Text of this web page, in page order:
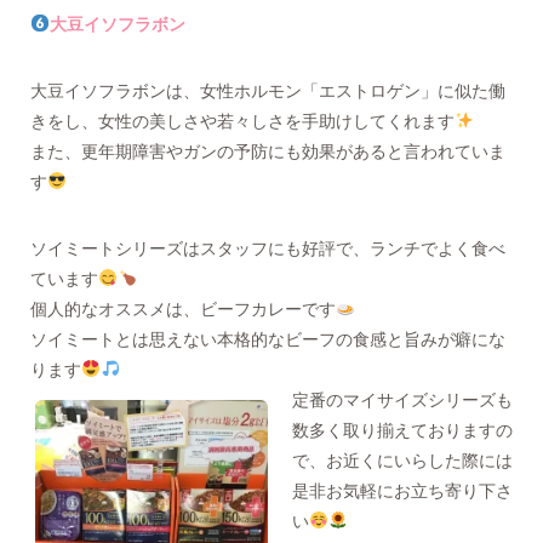
大豆イソフラボン
大豆イソフラボンは、女性ホルモン「エストロゲン」に似た働
きをし、女性の美しさや若々しさを手助けしてくれます
また、更年期障害やガンの予防にも効果があると言われていま
す
ソイミートシリーズはスタッフにも好評で、ランチでよく食べ
ています
個人的なオススメは、ビーフカレーです
ソイミートとは思えない本格的なビーフの食感と旨みが癖にな
ります
定番のマイサイズシリーズも
数多く取り揃えておりますの
で、お近くにいらした際には
是非お気軽にお立ち寄り下さ
い